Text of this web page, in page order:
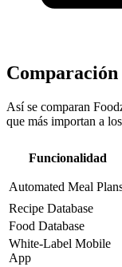
Así se comparan
que más importan a
Funcionalidad
Automated Meal
Recipe Database
Food Database
White-Label Mobile
App